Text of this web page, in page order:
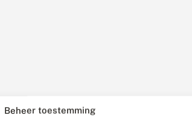
Beheer toestemming